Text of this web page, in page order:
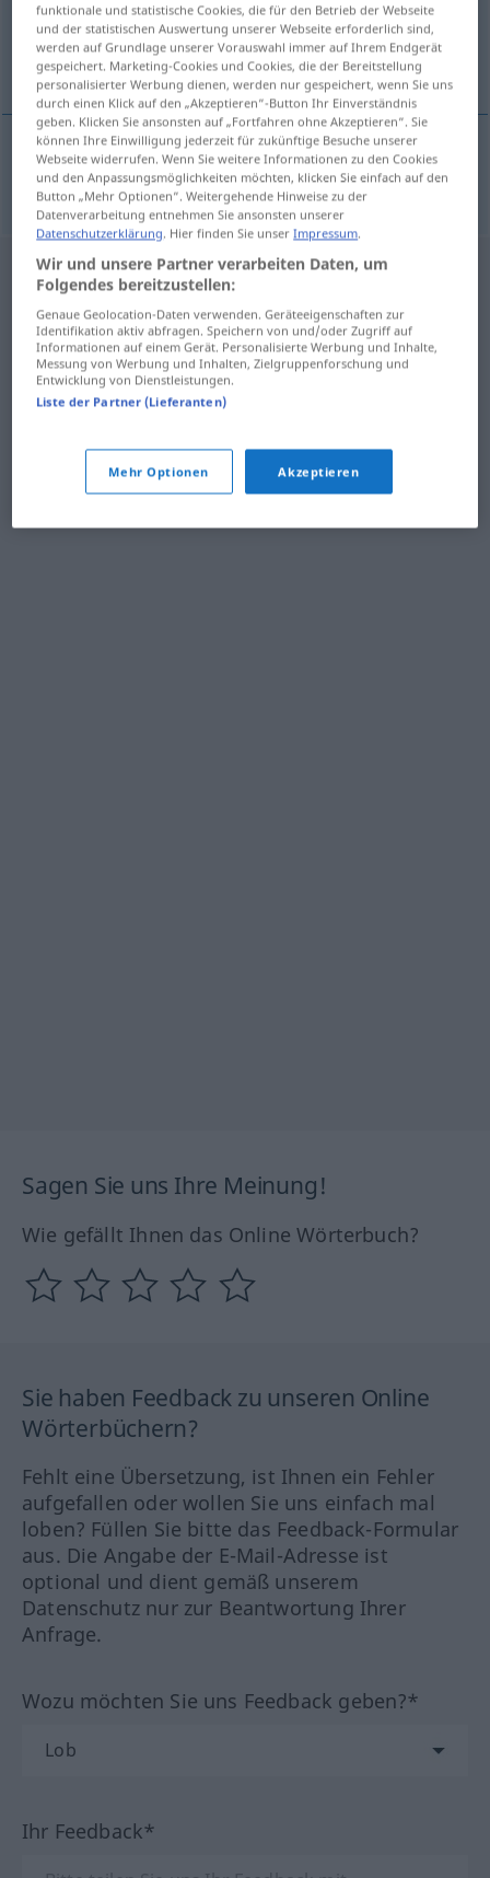
Übersicht aller Übersetzungen
(Für mehr Details die Übersetzung anklicken/antippen)
trust → siehe „trast“
Sagen Sie uns Ihre Meinung!
Wie gefällt Ihnen das Online Wörterbuch?
Sie haben Feedback zu unseren Online
Wörterbüchern?
Fehlt eine Übersetzung, ist Ihnen ein Fehler
aufgefallen oder wollen Sie uns einfach mal
loben? Füllen Sie bitte das Feedback-Formular
aus. Die Angabe der E-Mail-Adresse ist
optional und dient gemäß unserem
Datenschutz nur zur Beantwortung Ihrer
Anfrage.
Wozu möchten Sie uns Feedback geben?*
Ihr Feedback*
funktionale und statistische Cookies, die für den Betrieb der Webseite
und der statistischen Auswertung unserer Webseite erforderlich sind,
werden auf Grundlage unserer Vorauswahl immer auf Ihrem Endgerät
gespeichert. Marketing-Cookies und Cookies, die der Bereitstellung
personalisierter Werbung dienen, werden nur gespeichert, wenn Sie uns
durch einen Klick auf den „Akzeptieren“-Button Ihr Einverständnis
geben. Klicken Sie ansonsten auf „Fortfahren ohne Akzeptieren“. Sie
können Ihre Einwilligung jederzeit für zukünftige Besuche unserer
Webseite widerrufen. Wenn Sie weitere Informationen zu den Cookies
und den Anpassungsmöglichkeiten möchten, klicken Sie einfach auf den
Button „Mehr Optionen“. Weitergehende Hinweise zu der
Datenverarbeitung entnehmen Sie ansonsten unserer
Datenschutzerklärung. Hier finden Sie unserImpressum.
Wir und unsere Partner verarbeiten Daten, um
Folgendes bereitzustellen:
Genaue Geolocation-Daten verwenden. Geräteeigenschaften zur
Identifikation aktiv abfragen. Speichern von und/oder Zugriff auf
Informationen auf einem Gerät. Personalisierte Werbung und Inhalte,
Messung von Werbung und Inhalten, Zielgruppenforschung und
Entwicklung von Dienstleistungen.
Liste der Partner (Lieferanten)
Mehr Optionen Akzeptieren